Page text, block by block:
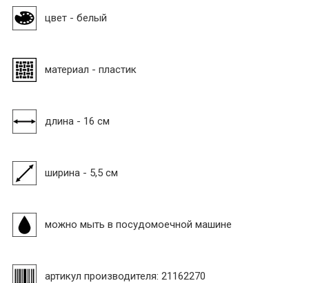
цвет - белый
материал - пластик
длина - 16 см
ширина - 5,5 см
можно мыть в посудомоечной машине
артикул производителя: 21162270